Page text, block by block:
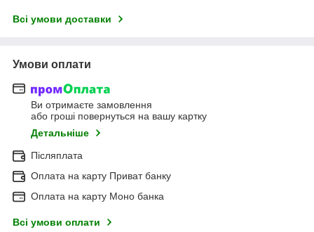
Всі умови доставки
Умови оплати
Ви отримаєте замовлення
або гроші повернуться на вашу картку
Детальніше
Післяплата
Оплата на карту Приват банку
Оплата на карту Моно банка
Всі умови оплати